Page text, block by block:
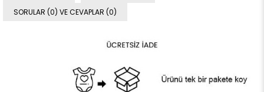
SORULAR (0) VE CEVAPLAR (0)